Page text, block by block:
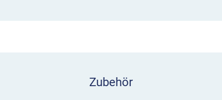
im Halteverbotssymbol zeigt nach links zur
Zubehör